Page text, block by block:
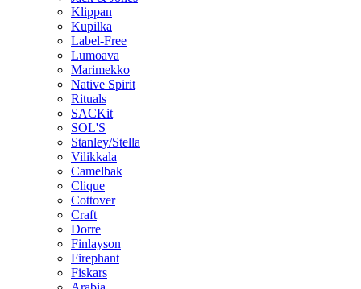
Klippan
Kupilka
Label-Free
Lumoava
Marimekko
Native Spirit
Rituals
SACKit
SOL'S
Stanley/Stella
Vilikkala
Camelbak
Clique
Cottover
Craft
Dorre
Finlayson
Firephant
Fiskars